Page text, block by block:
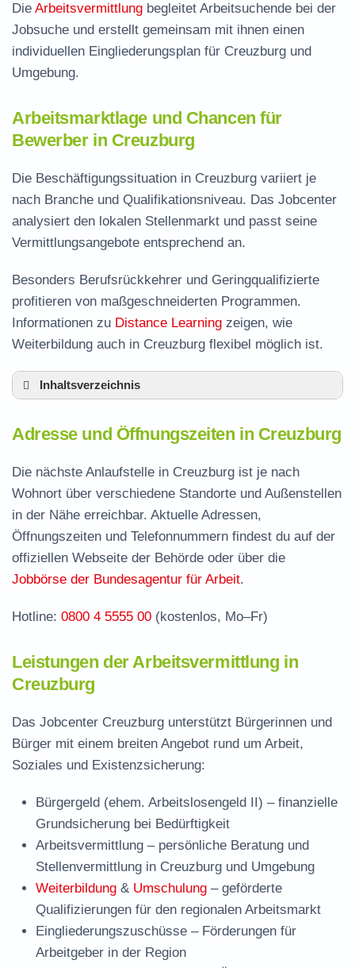
Die Arbeitsvermittlung begleitet Arbeitsuchende bei der
Jobsuche und erstellt gemeinsam mit ihnen einen
individuellen Eingliederungsplan für Creuzburg und
Umgebung.
Arbeitsmarktlage und Chancen für
Bewerber in Creuzburg
Die Beschäftigungssituation in Creuzburg variiert je
nach Branche und Qualifikationsniveau. Das Jobcenter
analysiert den lokalen Stellenmarkt und passt seine
Vermittlungsangebote entsprechend an.
Besonders Berufsrückkehrer und Geringqualifizierte
profitieren von maßgeschneiderten Programmen.
Informationen zu Distance Learning zeigen, wie
Weiterbildung auch in Creuzburg flexibel möglich ist.
Inhaltsverzeichnis
Leistungen der Arbeitsvermittlung in
Creuzburg
Termin vereinbaren und Bürgergeld beantragen
Jobcenter Wartburgkreis – zuständige Stelle
Stellenangebote und Jobbörse in Creuzburg
Häufige Fragen rund ums Jobcenter
Adresse und Öffnungszeiten in Creuzburg
Die nächste Anlaufstelle in Creuzburg ist je nach
Wohnort über verschiedene Standorte und Außenstellen
in der Nähe erreichbar. Aktuelle Adressen,
Öffnungszeiten und Telefonnummern findest du auf der
offiziellen Webseite der Behörde oder über die
Jobbörse der Bundesagentur für Arbeit.
Hotline: 0800 4 5555 00 (kostenlos, Mo–Fr)
Leistungen der Arbeitsvermittlung in
Creuzburg
Das Jobcenter Creuzburg unterstützt Bürgerinnen und
Bürger mit einem breiten Angebot rund um Arbeit,
Soziales und Existenzsicherung:
Bürgergeld (ehem. Arbeitslosengeld II) – finanzielle
Grundsicherung bei Bedürftigkeit
Arbeitsvermittlung – persönliche Beratung und
Stellenvermittlung in Creuzburg und Umgebung
Weiterbildung & Umschulung – geförderte
Qualifizierungen für den regionalen Arbeitsmarkt
Eingliederungszuschüsse – Förderungen für
Arbeitgeber in der Region